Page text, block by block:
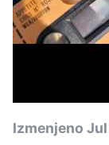
Izmenjeno Jul